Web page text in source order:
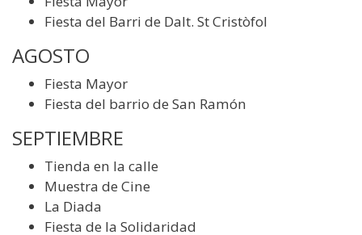
Fiesta del Barri de Dalt. St Cristòfol
AGOSTO
Fiesta Mayor
Fiesta del barrio de San Ramón
SEPTIEMBRE
Tienda en la calle
Muestra de Cine
La Diada
Fiesta de la Solidaridad